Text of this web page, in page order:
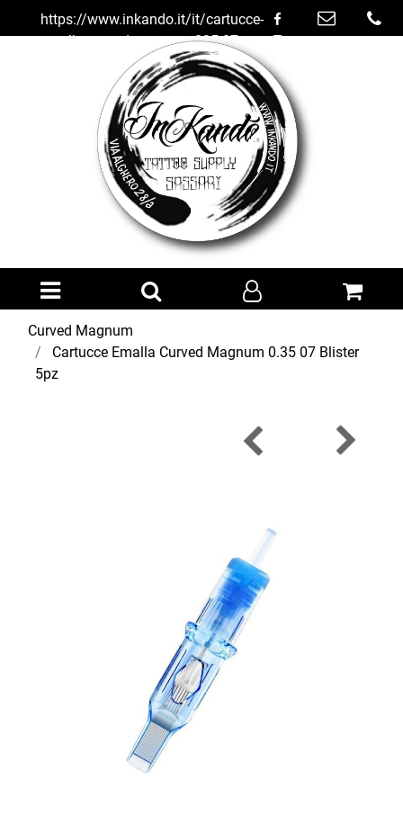
https://www.inkando.it/it/cartucce-
emalla-curved-magnum-035-07-
Open menu
Curved Magnum
Cartucce Emalla Curved Magnum 0.35 07 Blister
5pz